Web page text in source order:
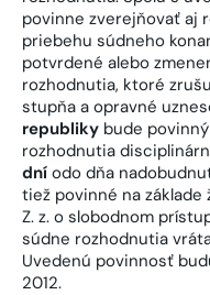
povinne zverejňovať aj
priebehu súdneho
potvrdené alebo
rozhodnutia, ktoré
stupňa a opravné
republiky bude
rozhodnutia
dní odo dňa
tiež povinné na základe
Z. z. o slobodnom
súdne rozhodnutia
Uvedenú povinnosť
2012.